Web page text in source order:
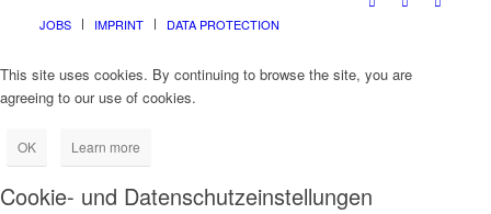
JOBS IMPRINT DATA PROTECTION
This site uses cookies. By continuing to browse the site, you are
agreeing to our use of cookies.
OK Learn more
Cookie- und Datenschutzeinstellungen